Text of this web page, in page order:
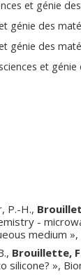
et génie
génie des
génie des
et
P.-H.,
-
medium
Brouillette,
silicone? »,